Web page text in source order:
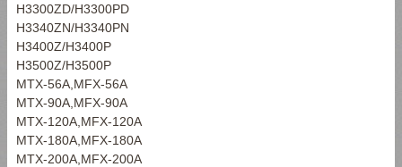
H3300ZD/H3300PD
H3340ZN/H3340PN
H3400Z/H3400P
H3500Z/H3500P
MTX-56A,MFX-56A
MTX-90A,MFX-90A
MTX-120A,MFX-120A
MTX-180A,MFX-180A
MTX-200A,MFX-200A